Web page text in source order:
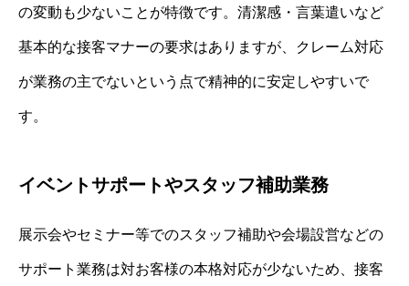
の変動も少ないことが特徴です。清潔感・言葉遣いなど
基本的な接客マナーの要求はありますが、クレーム対応
が業務の主でないという点で精神的に安定しやすいで
す。
イベントサポートやスタッフ補助業務
展示会やセミナー等でのスタッフ補助や会場設営などの
サポート業務は対お客様の本格対応が少ないため、接客